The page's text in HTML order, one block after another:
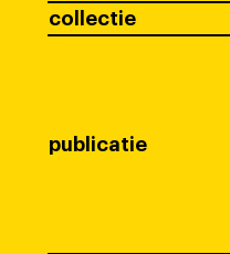
collectie
publicatie